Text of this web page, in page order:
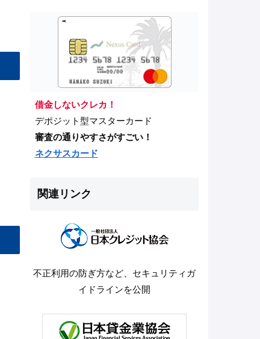
借金しないクレカ！
デポジット型マスターカード
審査の通りやすさがすごい！
ネクサスカード
関連リンク
不正利用の防ぎ方など、セキュリティガ
イドラインを公開